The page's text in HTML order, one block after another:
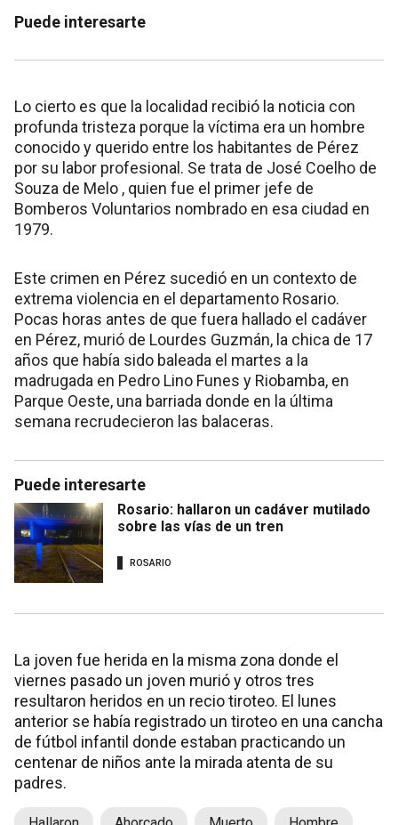
Puede interesarte
Lo cierto es que la localidad recibió la noticia con
profunda tristeza porque la víctima era un hombre
conocido y querido entre los habitantes de Pérez
por su labor profesional. Se trata de José Coelho de
Souza de Melo , quien fue el primer jefe de
Bomberos Voluntarios nombrado en esa ciudad en
1979.
Este crimen en Pérez sucedió en un contexto de
extrema violencia en el departamento Rosario.
Pocas horas antes de que fuera hallado el cadáver
en Pérez, murió de Lourdes Guzmán, la chica de 17
años que había sido baleada el martes a la
madrugada en Pedro Lino Funes y Riobamba, en
Parque Oeste, una barriada donde en la última
semana recrudecieron las balaceras.
Puede interesarte
Rosario: hallaron un cadáver mutilado
sobre las vías de un tren
ROSARIO
La joven fue herida en la misma zona donde el
viernes pasado un joven murió y otros tres
resultaron heridos en un recio tiroteo. El lunes
anterior se había registrado un tiroteo en una cancha
de fútbol infantil donde estaban practicando un
centenar de niños ante la mirada atenta de su
padres.